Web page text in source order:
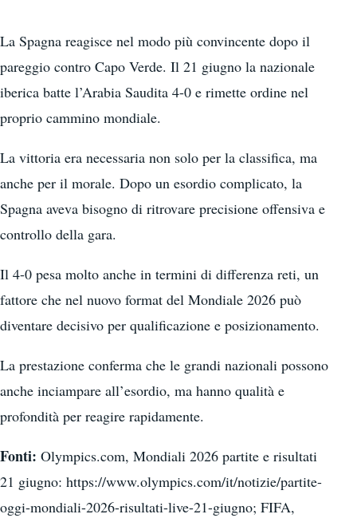
La Spagna reagisce nel modo più convincente dopo il
pareggio contro Capo Verde. Il 21 giugno la nazionale
iberica batte l’Arabia Saudita 4-0 e rimette ordine nel
proprio cammino mondiale.
La vittoria era necessaria non solo per la classifica, ma
anche per il morale. Dopo un esordio complicato, la
Spagna aveva bisogno di ritrovare precisione offensiva e
controllo della gara.
Il 4-0 pesa molto anche in termini di differenza reti, un
fattore che nel nuovo format del Mondiale 2026 può
diventare decisivo per qualificazione e posizionamento.
La prestazione conferma che le grandi nazionali possono
anche inciampare all’esordio, ma hanno qualità e
profondità per reagire rapidamente.
Fonti: Olympics.com, Mondiali 2026 partite e risultati
21 giugno: https://www.olympics.com/it/notizie/partite-
oggi-mondiali-2026-risultati-live-21-giugno; FIFA,